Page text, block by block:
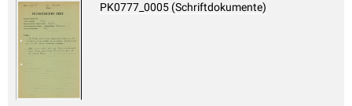
PK0777_0005 (Schriftdokumente)